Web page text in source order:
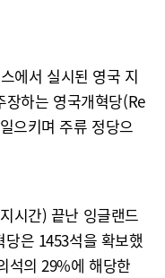
에서 실시된 영국 지
하는 영국개혁당(Re
으키며 주류 정당으
시간) 끝난 잉글랜드
은 1453석을 확보했
석의 29%에 해당한